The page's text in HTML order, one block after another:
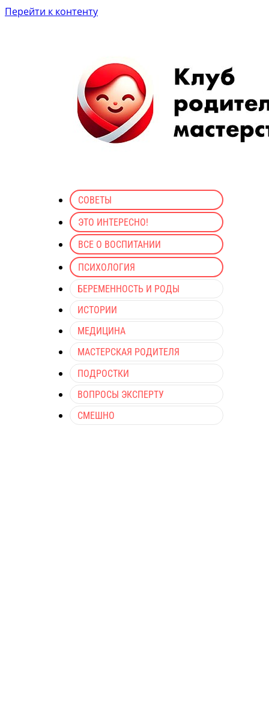
Перейти к контенту
СОВЕТЫ
ЭТО ИНТЕРЕСНО!
ВСЕ О ВОСПИТАНИИ
ПСИХОЛОГИЯ
БЕРЕМЕННОСТЬ И РОДЫ
ИСТОРИИ
МЕДИЦИНА
МАСТЕРСКАЯ РОДИТЕЛЯ
ПОДРОСТКИ
ВОПРОСЫ ЭКСПЕРТУ
СМЕШНО